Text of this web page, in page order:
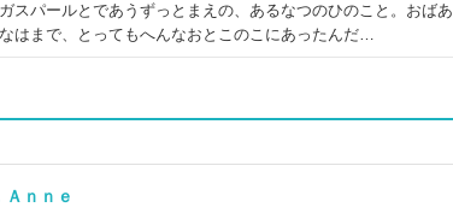
スパールとであうずっとまえの、あるなつのひのこと。おばあ
はまで、とってもへんなおとこのこにあったんだ…
ｎｎｅ